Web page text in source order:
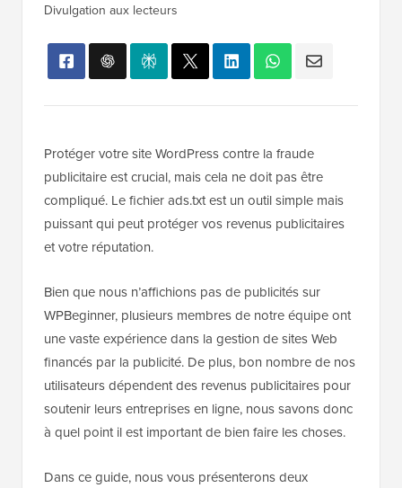
Divulgation aux lecteurs
Protéger votre site WordPress contre la fraude
publicitaire est crucial, mais cela ne doit pas être
compliqué. Le fichier ads.txt est un outil simple mais
puissant qui peut protéger vos revenus publicitaires
et votre réputation.
Bien que nous n’affichions pas de publicités sur
WPBeginner, plusieurs membres de notre équipe ont
une vaste expérience dans la gestion de sites Web
financés par la publicité. De plus, bon nombre de nos
utilisateurs dépendent des revenus publicitaires pour
soutenir leurs entreprises en ligne, nous savons donc
à quel point il est important de bien faire les choses.
Dans ce guide, nous vous présenterons deux